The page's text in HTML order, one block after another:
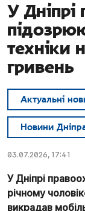
У Дніпрі
техніки
гривень
Актуальні
Новини
03.07.2026, 17:41
У Дніпрі
річному
викрадав